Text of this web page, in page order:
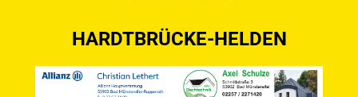
HARDTBRÜCKE-HELDEN